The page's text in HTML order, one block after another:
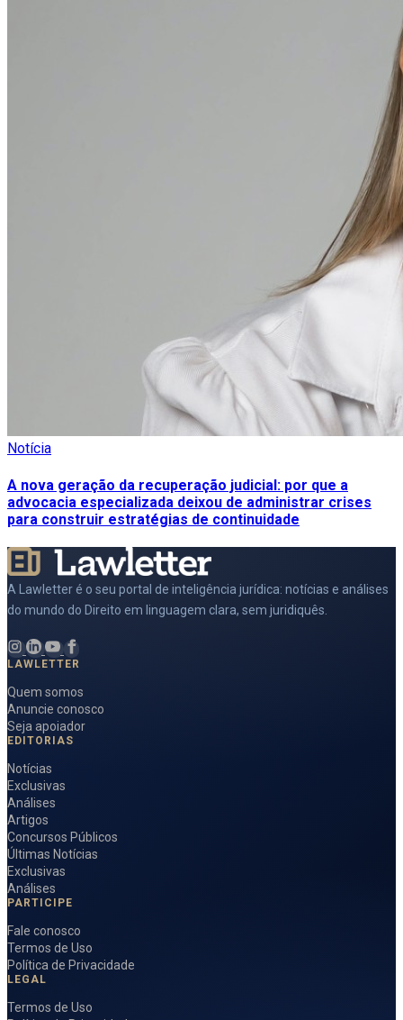
Notícia
A nova geração da recuperação judicial: por que a
advocacia especializada deixou de administrar crises
para construir estratégias de continuidade
A Lawletter é o seu portal de inteligência jurídica: notícias e análises
do mundo do Direito em linguagem clara, sem juridiquês.
LAWLETTER
Quem somos
Anuncie conosco
Seja apoiador
EDITORIAS
Notícias
Exclusivas
Análises
Artigos
Concursos Públicos
Últimas Notícias
Exclusivas
Análises
PARTICIPE
Fale conosco
Termos de Uso
Política de Privacidade
LEGAL
Termos de Uso